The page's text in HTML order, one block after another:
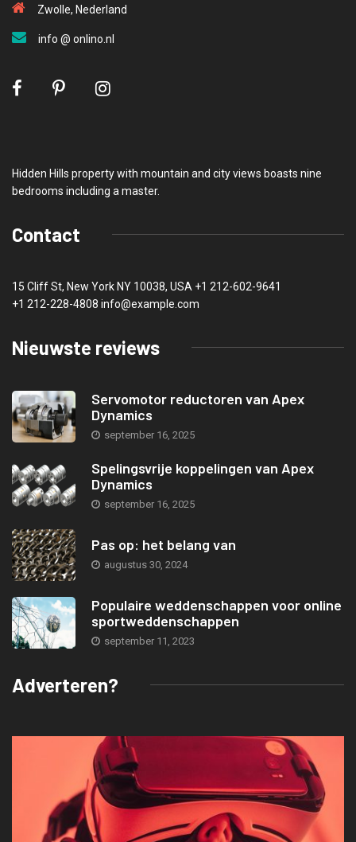
Zwolle, Nederland
info @ onlino.nl
Hidden Hills property with mountain and city views boasts nine
bedrooms including a master.
Contact
15 Cliff St, New York NY 10038, USA +1 212-602-9641
+1 212-228-4808 info@example.com
Nieuwste reviews
Servomotor reductoren van Apex
Dynamics
september 16, 2025
Spelingsvrije koppelingen van Apex
Dynamics
september 16, 2025
Pas op: het belang van
augustus 30, 2024
Populaire weddenschappen voor online
sportweddenschappen
september 11, 2023
Adverteren?